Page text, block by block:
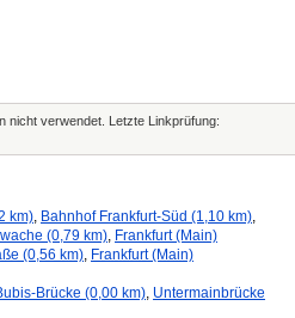
nicht verwendet. Letzte Linkprüfung:
km), Bahnhof Frankfurt-Süd (1,10 km),
(0,79 km), Frankfurt (Main)
(0,56 km), Frankfurt (Main)
Brücke (0,00 km), Untermainbrücke